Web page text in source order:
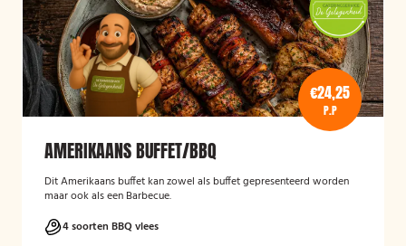
€24,25
P.P
AMERIKAANS BUFFET/BBQ
Dit Amerikaans buffet kan zowel als buffet gepresenteerd worden
maar ook als een Barbecue.
4 soorten BBQ vlees